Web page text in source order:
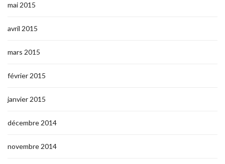
mai 2015
avril 2015
mars 2015
février 2015
janvier 2015
décembre 2014
novembre 2014